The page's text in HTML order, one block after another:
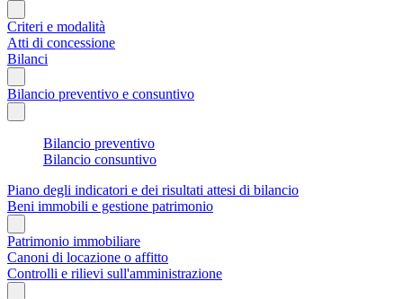
Criteri e modalità
Atti di concessione
Bilanci
Bilancio preventivo e consuntivo
Bilancio preventivo
Bilancio consuntivo
Piano degli indicatori e dei risultati attesi di bilancio
Beni immobili e gestione patrimonio
Patrimonio immobiliare
Canoni di locazione o affitto
Controlli e rilievi sull'amministrazione